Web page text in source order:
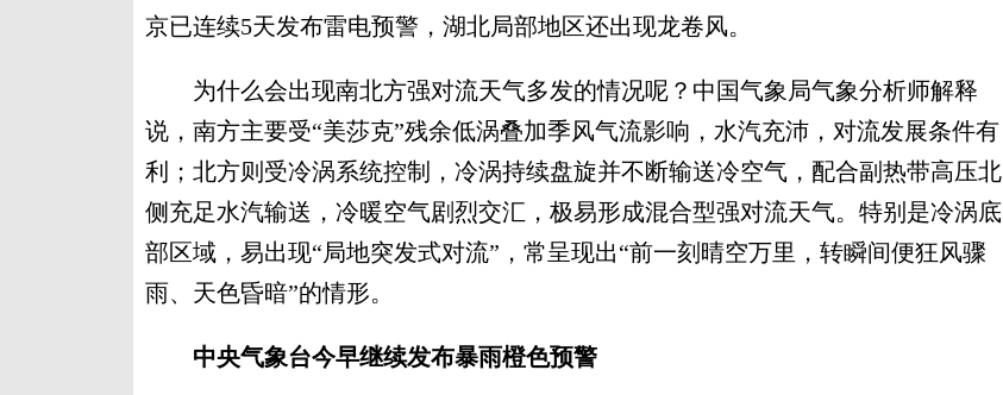
京已连续5天发布雷电预警，湖北局部地区还出现龙卷风。
为什么会出现南北方强对流天气多发的情况呢？中国气象局气象分析师解释
说，南方主要受“美莎克”残余低涡叠加季风气流影响，水汽充沛，对流发展条件有
利；北方则受冷涡系统控制，冷涡持续盘旋并不断输送冷空气，配合副热带高压北
侧充足水汽输送，冷暖空气剧烈交汇，极易形成混合型强对流天气。特别是冷涡底
部区域，易出现“局地突发式对流”，常呈现出“前一刻晴空万里，转瞬间便狂风骤
雨、天色昏暗”的情形。
中央气象台今早继续发布暴雨橙色预警